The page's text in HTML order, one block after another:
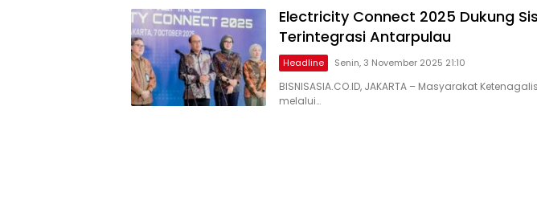
Electricity Connect 2025 Dukung
Terintegrasi Antarpulau
Headline Senin, 3 November 2025 21:10
BISNISASIA.CO.ID, JAKARTA – Masyarakat
melalui…